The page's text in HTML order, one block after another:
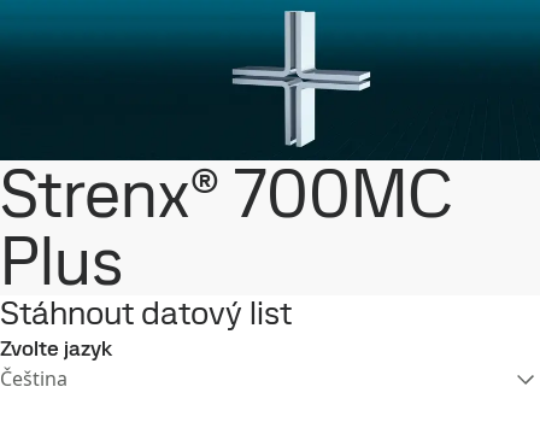
Strenx® 700MC
Plus
Stáhnout datový list
Zvolte jazyk
Čeština